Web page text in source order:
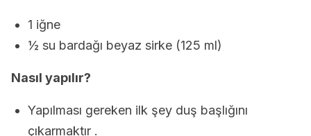
1 iğne
½ su bardağı beyaz sirke (125 ml)
Nasıl yapılır?
Yapılması gereken ilk şey duş başlığını
çıkarmaktır .